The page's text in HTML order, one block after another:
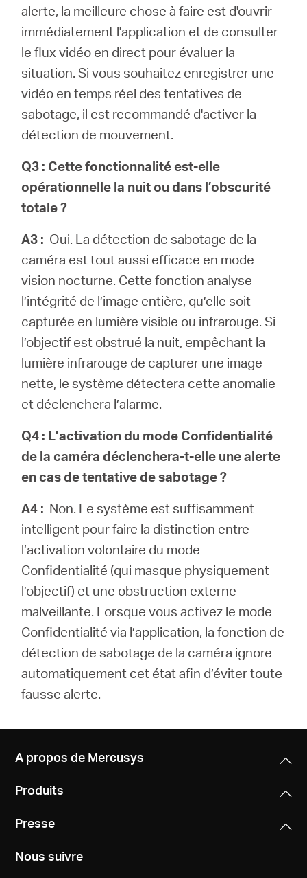
alerte, la meilleure chose à faire est d'ouvrir
immédiatement l'application et de consulter
le flux vidéo en direct pour évaluer la
situation. Si vous souhaitez enregistrer une
vidéo en temps réel des tentatives de
sabotage, il est recommandé d'activer la
détection de mouvement.
Q3 : Cette fonctionnalité est-elle
opérationnelle la nuit ou dans l’obscurité
totale ?
A3 : Oui. La détection de sabotage de la
caméra est tout aussi efficace en mode
vision nocturne. Cette fonction analyse
l’intégrité de l’image entière, qu’elle soit
capturée en lumière visible ou infrarouge. Si
l’objectif est obstrué la nuit, empêchant la
lumière infrarouge de capturer une image
nette, le système détectera cette anomalie
et déclenchera l’alarme.
Q4 : L’activation du mode Confidentialité
de la caméra déclenchera-t-elle une alerte
en cas de tentative de sabotage ?
A4 : Non. Le système est suffisamment
intelligent pour faire la distinction entre
l’activation volontaire du mode
Confidentialité (qui masque physiquement
l’objectif) et une obstruction externe
malveillante. Lorsque vous activez le mode
Confidentialité via l’application, la fonction de
détection de sabotage de la caméra ignore
automatiquement cet état afin d’éviter toute
fausse alerte.
A propos de Mercusys
Produits
Presse
Nous suivre